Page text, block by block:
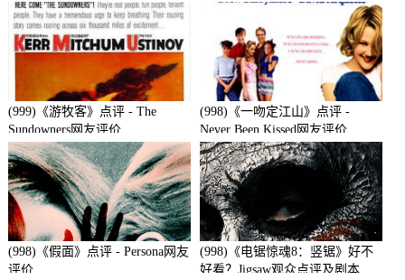
(999)《游牧客》点评 - The
Sundowners网友评价
(998)《一吻定江山》点评 -
Never Been Kissed网友评价
(998)《假面》点评 - Persona网友
评价
(998)《电锯惊魂8：竖锯》好不
好看？Jigsaw观众点评及剧本